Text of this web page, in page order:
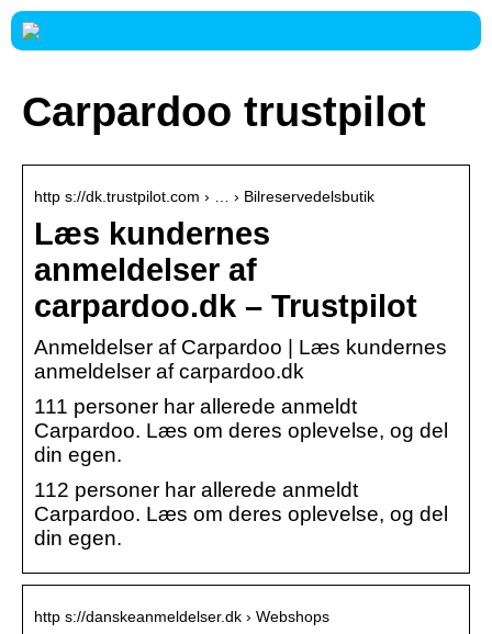
Carpardoo trustpilot
http s://dk.trustpilot.com › … › Bilreservedelsbutik
Læs kundernes
anmeldelser af
carpardoo.dk – Trustpilot
Anmeldelser af Carpardoo | Læs kundernes
anmeldelser af carpardoo.dk
111 personer har allerede anmeldt
Carpardoo. Læs om deres oplevelse, og del
din egen.
112 personer har allerede anmeldt
Carpardoo. Læs om deres oplevelse, og del
din egen.
http s://danskeanmeldelser.dk › Webshops